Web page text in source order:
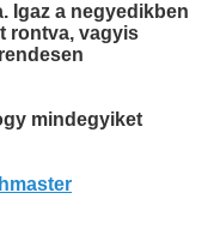
Igaz a negyedikben
rontva, vagyis
mindegyiket